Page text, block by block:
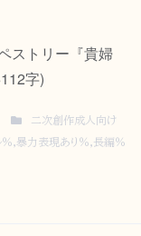
ストリー『貴婦
字)
二次創作成人向け
％ 暴力表現あり％ 長編％